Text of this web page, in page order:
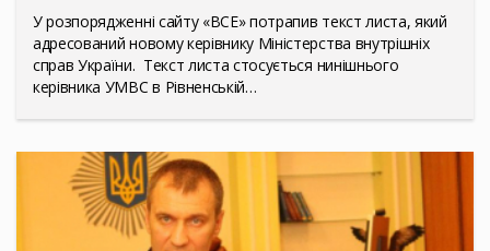
У розпорядженні сайту «ВСЕ» потрапив текст листа, який
адресований новому керівнику Міністерства внутрішніх
справ України. Текст листа стосується нинішнього
керівника УМВС в Рівненській…